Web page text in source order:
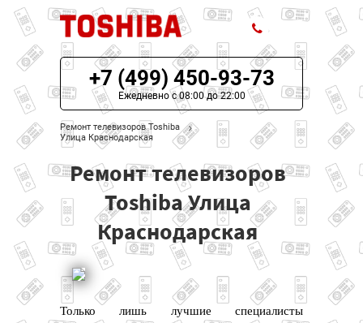
ЦЕНЫ НА РЕМОНТ
О СЕРВИСЕ
МОДЕЛИ TOSHIBA
НАШИ КОНТАКТЫ
+7 (499) 450-93-73
Ежедневно с 08:00 до 22:00
Ремонт телевизоров Toshiba
Улица Краснодарская
Ремонт телевизоров
Toshiba Улица
Краснодарская
Только лишь лучшие специалисты